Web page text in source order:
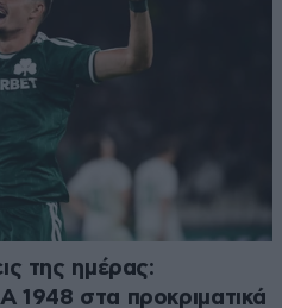
της ημέρας:
1948 στα προκριματικά